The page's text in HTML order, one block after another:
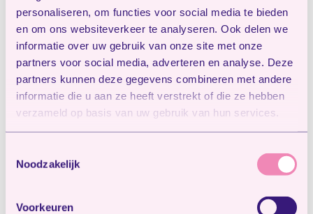
personaliseren, om functies voor social media te bieden
en om ons websiteverkeer te analyseren. Ook delen we
informatie over uw gebruik van onze site met onze
partners voor social media, adverteren en analyse. Deze
partners kunnen deze gegevens combineren met andere
informatie die u aan ze heeft verstrekt of die ze hebben
verzameld op basis van uw gebruik van hun services.
Noodzakelijk
Voorkeuren
zelfgemaakt
vogelvoer. Maak een mooi vogeltaartje van